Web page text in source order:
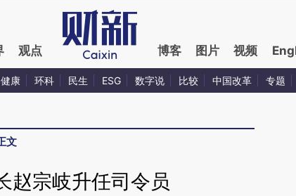
观点 博客 图片 视频
健康 环科 民生 ESG 数字说 比较 中国改革 专题
文
赵宗岐升任司令员